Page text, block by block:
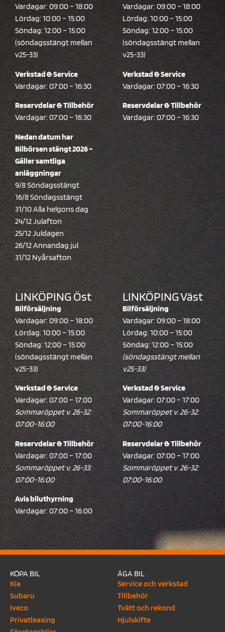
Vardagar: 09:00 – 18:00
Lördag: 10:00 – 15:00
Söndag: 12:00 – 15:00
(söndagsstängt mellan
v25-33)
Verkstad & Service
Vardagar: 07:00 – 16:30
Reservdelar & Tillbehör
Vardagar: 07:00 – 16:30
Nedan datum har
Bilbörsen stängt 2026 –
Gäller samtliga
anläggningar
9/8 Söndagsstängt
16/8 Söndagsstängt
31/10 Alla helgons dag
24/12 Julafton
25/12 Juldagen
26/12 Annandag jul
31/12 Nyårsafton
Vardagar: 09:00 – 18:00
Lördag: 10:00 – 15:00
Söndag: 12:00 – 15:00
(söndagsstängt mellan
v25-33)
Verkstad & Service
Vardagar: 07:00 – 16:30
Reservdelar & Tillbehör
Vardagar: 07:00 – 16:30
LINKÖPING Öst
Bilförsäljning
Vardagar: 09:00 – 18:00
Lördag: 10:00 – 15:00
Söndag: 12:00 – 15:00
(söndagsstängt mellan
v25-33)
Verkstad & Service
Vardagar: 07:00 – 17:00
Sommaröppet v. 26-32:
07:00-16:00
Reservdelar & Tillbehör
Vardagar: 07:00 – 17:00
Sommaröppet v. 26-33:
07:00-16:00
Avis biluthyrning
Vardagar: 07:00 – 16:00
LINKÖPING Väst
Bilförsäljning
Vardagar: 09:00 – 18:00
Lördag: 10:00 – 15:00
Söndag: 12:00 – 15:00
(söndagsstängt mellan
v25-33)
Verkstad & Service
Vardagar: 07:00 – 17:00
Sommaröppet v. 26-32:
07:00-16:00
Reservdelar & Tillbehör
Vardagar: 07:00 – 17:00
Sommaröppet v. 26-32:
07:00-16:00
KÖPA BIL
Kia
Subaru
Iveco
Privatleasing
ÄGA BIL
Service och verkstad
Tillbehör
Tvätt och rekond
Hjulskifte